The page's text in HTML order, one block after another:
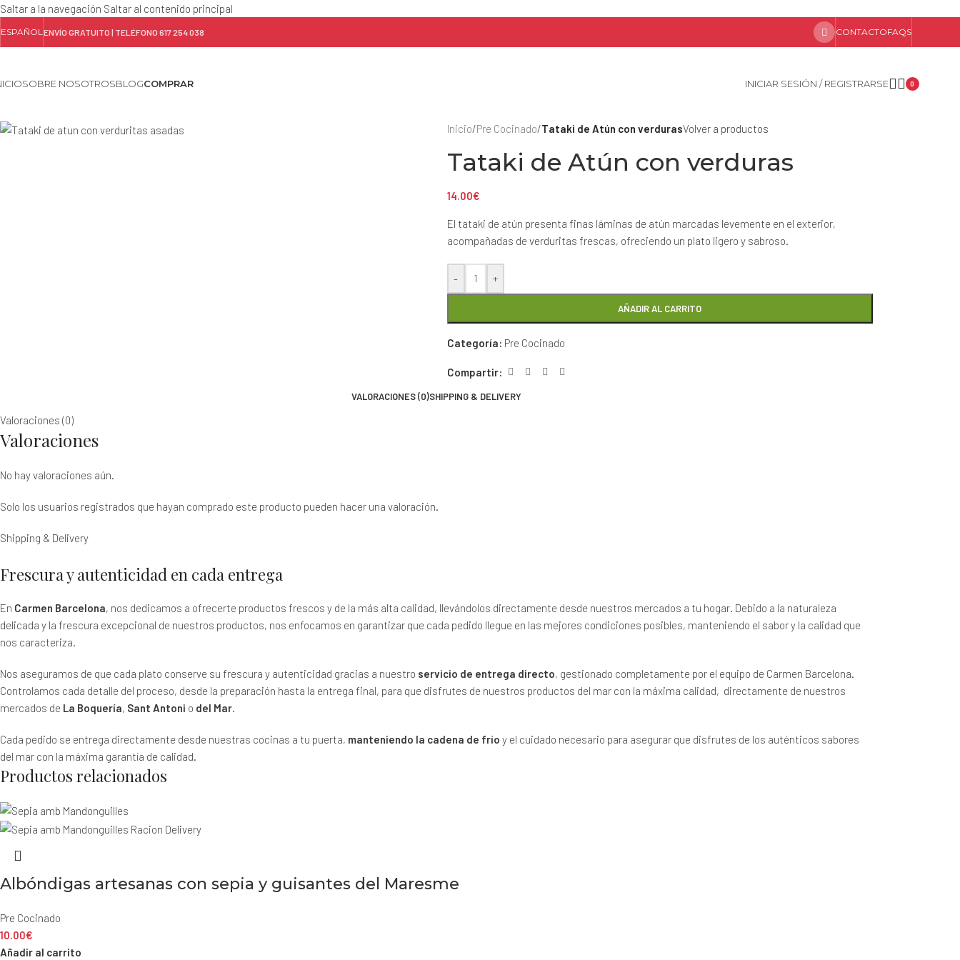
Saltar a la navegación Saltar al contenido principal
ESPAÑOLENVÍO GRATUITO | TELÉFONO 617 254 038 CONTACTOFAQS
SOBRE NOSOTROSBLOGCOMPRAR INICIAR SESIÓN / REGISTRARSE 0
Inicio/Pre Cocinado/Tataki de Atún con verdurasVolver a productos
Tataki de Atún con verduras
14.00€
El tataki de atún presenta finas láminas de atún marcadas levemente en el exterior,
acompañadas de verduritas frescas, ofreciendo un plato ligero y sabroso.
- +
AÑADIR AL CARRITO
Categoría: Pre Cocinado
Compartir:
VALORACIONES (0)SHIPPING & DELIVERY
Valoraciones (0)
Valoraciones
No hay valoraciones aún.
Solo los usuarios registrados que hayan comprado este producto pueden hacer una valoración.
Shipping & Delivery
Frescura y autenticidad en cada entrega
En Carmen Barcelona, nos dedicamos a ofrecerte productos frescos y de la más alta calidad, llevándolos directamente desde nuestros mercados a tu hogar. Debido a la naturaleza
delicada y la frescura excepcional de nuestros productos, nos enfocamos en garantizar que cada pedido llegue en las mejores condiciones posibles, manteniendo el sabor y la calidad que
nos caracteriza.
Nos aseguramos de que cada plato conserve su frescura y autenticidad gracias a nuestro servicio de entrega directo, gestionado completamente por el equipo de Carmen Barcelona.
Controlamos cada detalle del proceso, desde la preparación hasta la entrega final, para que disfrutes de nuestros productos del mar con la máxima calidad, directamente de nuestros
mercados de La Boquería, Sant Antoni o del Mar.
Cada pedido se entrega directamente desde nuestras cocinas a tu puerta, manteniendo la cadena de frío y el cuidado necesario para asegurar que disfrutes de los auténticos sabores
del mar con la máxima garantía de calidad.
Productos relacionados
Albóndigas artesanas con sepia y guisantes del Maresme
Pre Cocinado
10.00€
Añadir al carrito